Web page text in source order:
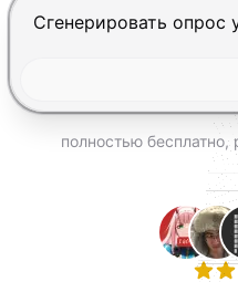
Нажмите Enter, чтобы
полностью бесплатно,